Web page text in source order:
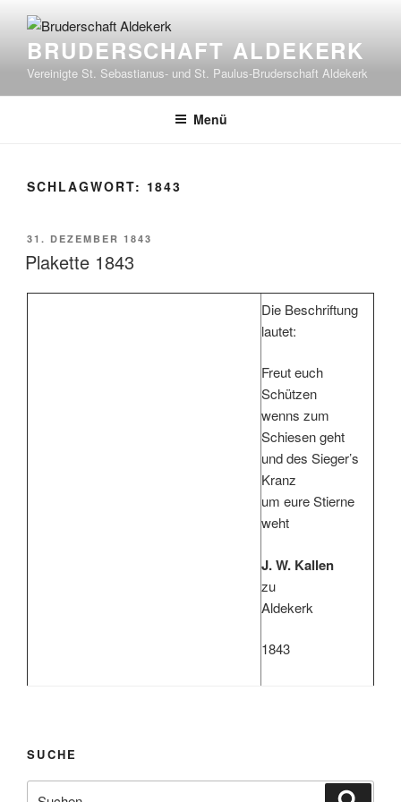
Inhalt
springenBRUDERSCHAFT ALDEKERK
Vereinigte St. Sebastianus- und St. Paulus-Bruderschaft Aldekerk
Menü
SCHLAGWORT: 1843
VERÖFFENTLICHT
AM
31. DEZEMBER 1843
Plakette 1843
Die Beschriftung
lautet:
Freut euch
Schützen
wenns zum
Schiesen geht
und des Sieger’s
Kranz
um eure Stierne
weht
J. W. Kallen
zu
Aldekerk
1843
SUCHE